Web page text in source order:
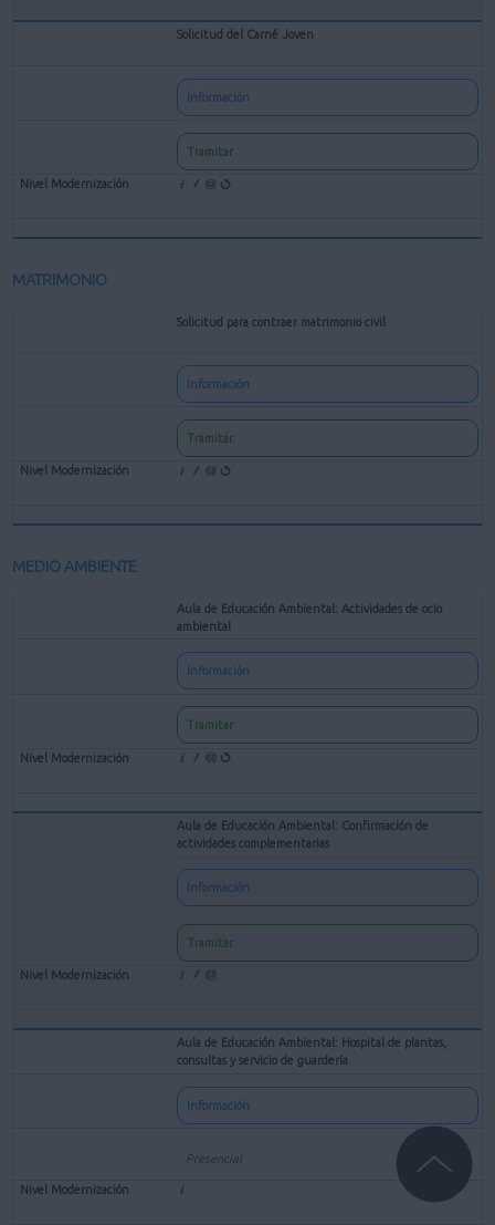
Solicitud del Carné Joven
Información
Tramitar
MATRIMONIO
Solicitud para contraer matrimonio civil
Información
Tramitar
MEDIO AMBIENTE
Aula de Educación Ambiental: Actividades de ocio
ambiental
Información
Tramitar
Aula de Educación Ambiental: Confirmación de
actividades complementarias
Información
Tramitar
Aula de Educación Ambiental: Hospital de plantas,
consultas y servicio de guardería
Información
Presencial